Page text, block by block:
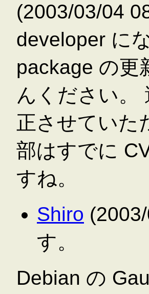
(2003/03/04
developer に
package の
んください。
正させていた
部はすでに
すね。
Shiro
す。
Debian の